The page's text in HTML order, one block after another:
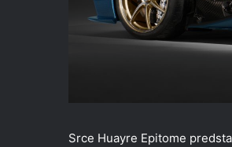
Srce Huayre Epitome